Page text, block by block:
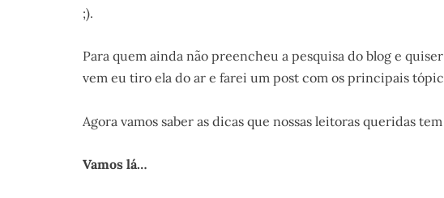
;).
Para quem ainda não preencheu a pesquisa do blog e
vem eu tiro ela do ar e farei um post com os principais
Agora vamos saber as dicas que nossas leitoras queridas
Vamos lá…